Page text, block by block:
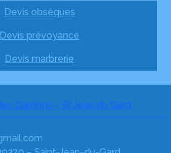
Devis obsèques
Devis prévoyance
Devis marbrerie
Gardons – St Jean du Gard